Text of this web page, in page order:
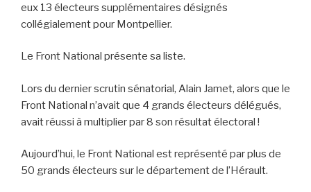
eux 13 électeurs supplémentaires désignés
collégialement pour Montpellier.
Le Front National présente sa liste.
Lors du dernier scrutin sénatorial, Alain Jamet, alors que le
Front National n’avait que 4 grands électeurs délégués,
avait réussi à multiplier par 8 son résultat électoral !
Aujourd’hui, le Front National est représenté par plus de
50 grands électeurs sur le département de l’Hérault.